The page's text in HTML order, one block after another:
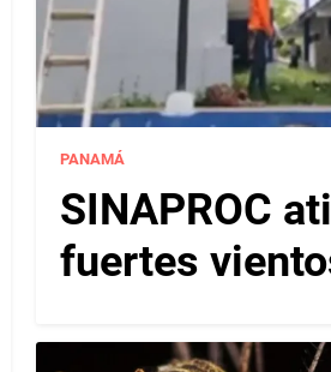
PANAMÁ
SINAPROC
fuertes